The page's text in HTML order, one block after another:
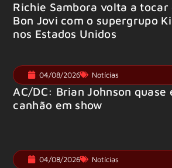
Richie Sambora volta a tocar
Bon Jovi com o supergrupo
nos Estados Unidos
04/08/2026 Notícias
AC/DC: Brian Johnson quase
canhão em show
04/08/2026 Notícias